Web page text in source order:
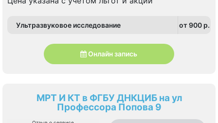
Ультразвуковое исследование от 900 p.
Онлайн запись
МРТ И КТ в ФГБУ ДНКЦИБ на ул
Профессора Попова 9